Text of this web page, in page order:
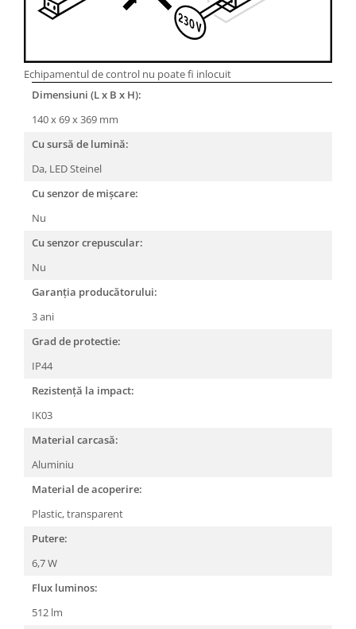
Echipamentul de control nu poate fi inlocuit
Dimensiuni (L x B x H):
140 x 69 x 369 mm
Cu sursă de lumină:
Da, LED Steinel
Cu senzor de mișcare:
Nu
Cu senzor crepuscular:
Nu
Garanția producătorului:
3 ani
Grad de protectie:
IP44
Rezistență la impact:
IK03
Material carcasă:
Aluminiu
Material de acoperire:
Plastic, transparent
Putere:
6,7 W
Flux luminos:
512 lm